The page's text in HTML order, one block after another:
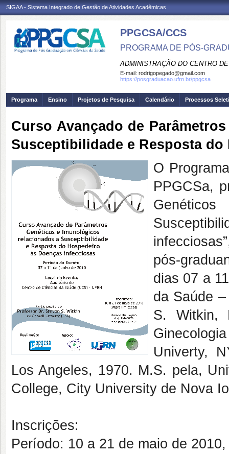
SIGAA - Sistema Integrado de Gestão de Atividades Acadêmicas
PPGCSA/CCS
PROGRAMA DE PÓS-
ADMINISTRAÇÃO DO CENTRO
E-mail: rodrigopegado@gmail.com
https://posgraduacao.ufrn.br/ppgcsa
Programa Ensino Projetos de Pesquisa Calendário Processos
Curso Avançado de
Susceptibilidade e Resposta
O
PPGCSa,
pós-
dias 07 a
da Saúde
S. Witkin,
Univerty,
Los Angeles, 1970. M.S. pela,
College, City University de Nova
Inscrições:
Período: 10 a 21 de maio de 2010,